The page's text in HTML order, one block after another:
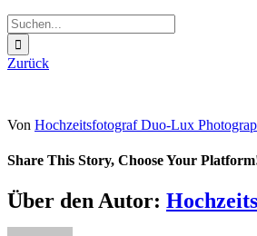
Suche
nach:
Zurück
Von Hochzeitsfotograf Duo-Lux
Share This Story, Choose Your
Sharing_facebook
Sharing_twitter
Sharing_reddit
Über den Autor: